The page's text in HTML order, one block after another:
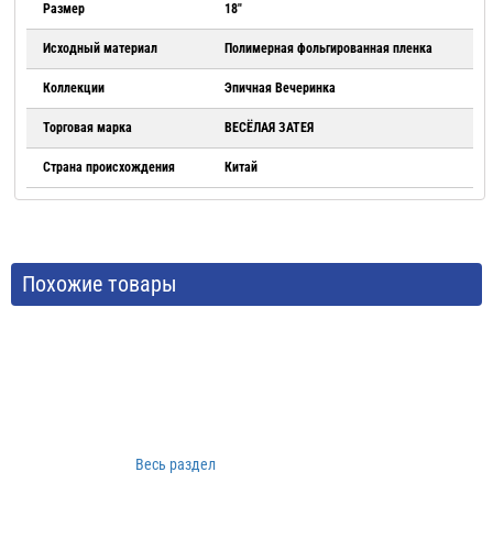
Размер 18"
Исходный материал Полимерная фольгированная пленка
Коллекции Эпичная Вечеринка
Торговая марка ВЕСЁЛАЯ ЗАТЕЯ
Страна происхождения Китай
Похожие товары
Весь раздел